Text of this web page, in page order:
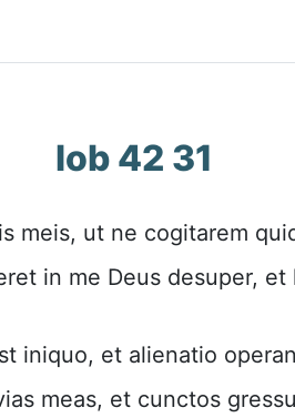
Iob 42 31
meis, ut ne cogitarem
in me Deus desuper, et
iniquo, et alienatio
meas, et cunctos